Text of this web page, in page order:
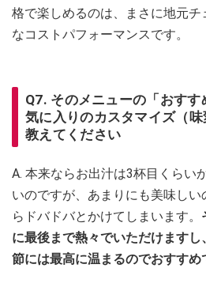
格で楽しめるのは、まさに地元
なコストパフォーマンスです。
Q7. そのメニューの「おす
気に入りのカスタマイズ（
教えてください
A. 本来ならお出汁は3杯目くらい
いのですが、あまりにも美味し
らドバドバとかけてしまいます。
に最後まで熱々でいただけます
節には最高に温まるのでおすすめ